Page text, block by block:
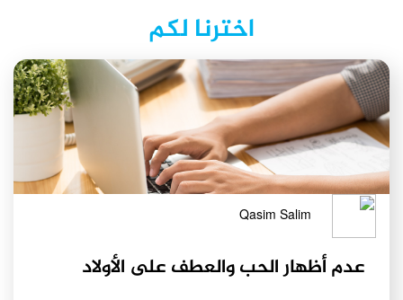
اخترنا لكم
Qasim Salim
عدم أظهار الحب والعطف على الأولاد